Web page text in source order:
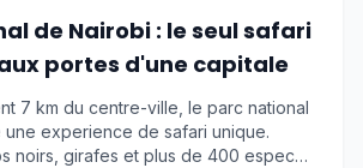
de Nairobi : le seul safari
portes d'une capitale
7 km du centre-ville, le parc national
experience de safari unique.
noirs, girafes et plus de 400 especes